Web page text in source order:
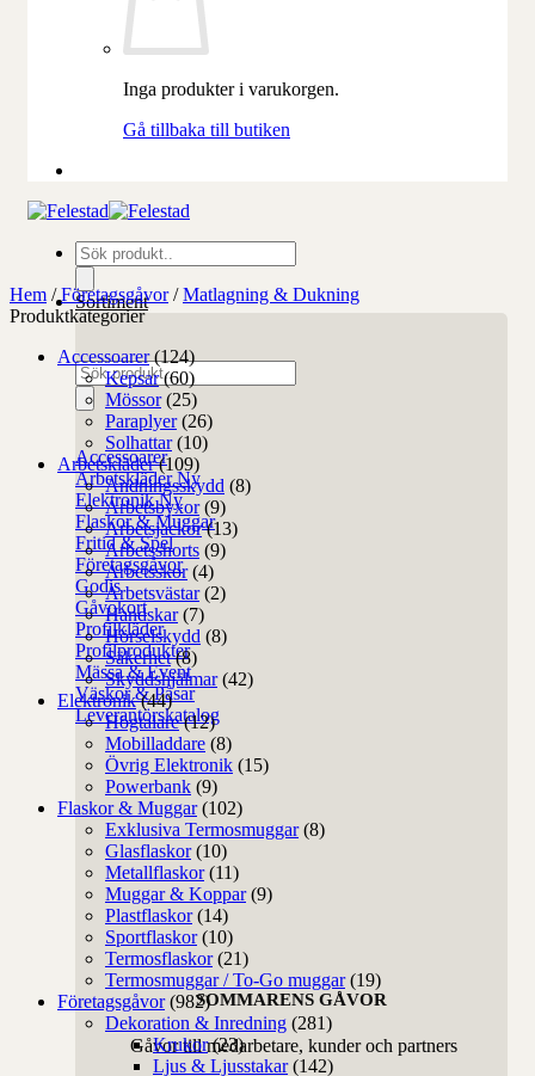
Inga produkter i varukorgen.
Gå tillbaka till butiken
Produktsökning
Sortiment
Produktsökning
Accessoarer
Arbetskläder
Elektronik
Flaskor & Muggar
Fritid & Spel
Företagsgåvor
Godis
Gåvokort
Profilkläder
Profilprodukter
Mässa & Event
Väskor & Påsar
Leverantörskatalog
SOMMARENS GÅVOR
Gåvor till medarbetare, kunder och partners
Hem / Företagsgåvor / Matlagning & Dukning
Produktkategorier
Accessoarer (124)
Kepsar (60)
Mössor (25)
Paraplyer (26)
Solhattar (10)
Arbetskläder (109)
Andningsskydd (8)
Arbetsbyxor (9)
Arbetsjackor (13)
Arbetsshorts (9)
Arbetsskor (4)
Arbetsvästar (2)
Handskar (7)
Hörselskydd (8)
Säkerhet (8)
Skyddshjälmar (42)
Elektronik (44)
Högtalare (12)
Mobilladdare (8)
Övrig Elektronik (15)
Powerbank (9)
Flaskor & Muggar (102)
Exklusiva Termosmuggar (8)
Glasflaskor (10)
Metallflaskor (11)
Muggar & Koppar (9)
Plastflaskor (14)
Sportflaskor (10)
Termosflaskor (21)
Termosmuggar / To-Go muggar (19)
Företagsgåvor (982)
Dekoration & Inredning (281)
Krukor (23)
Ljus & Ljusstakar (142)